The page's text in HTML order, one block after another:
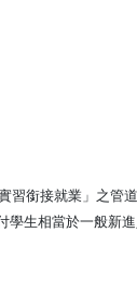
銜接就業」之管
生相當於一般新